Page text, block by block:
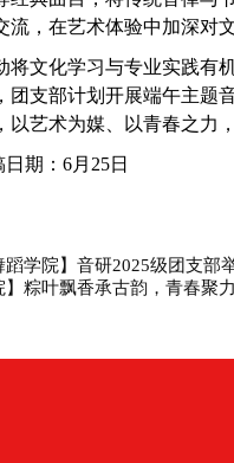
流，在艺术体验中加深对
将文化学习与专业实践有
团支部计划开展端午主题
以艺术为媒、以青春之力
日期：6月25日
蹈学院】音研2025级团支
】粽叶飘香承古韵，青春